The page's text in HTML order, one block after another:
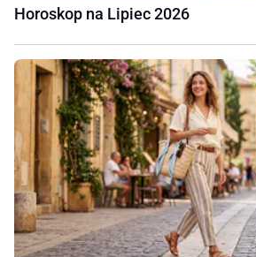
Horoskop na Lipiec 2026